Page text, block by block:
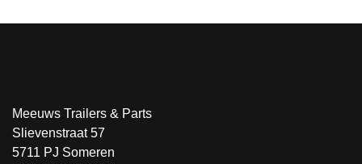
Meeuws Trailers & Parts
Slievenstraat 57
5711 PJ Someren